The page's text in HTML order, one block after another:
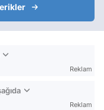
Reklam
Reklam